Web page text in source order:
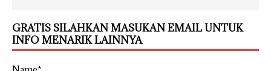
GRATIS SILAHKAN MASUKAN EMAIL UNTUK
INFO MENARIK LAINNYA